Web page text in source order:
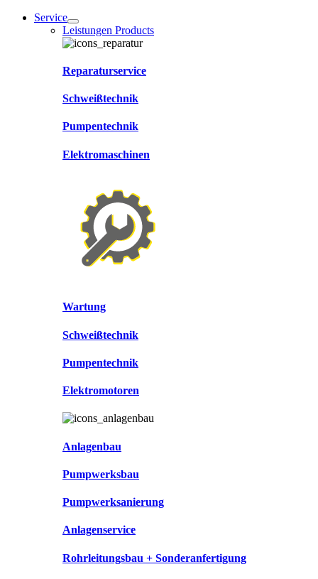
Service
Leistungen Products
Reparaturservice
Schweißtechnik
Pumpentechnik
Elektromaschinen
Wartung
Schweißtechnik
Pumpentechnik
Elektromotoren
Anlagenbau
Pumpwerksbau
Pumpwerksanierung
Anlagenservice
Rohrleitungsbau + Sonderanfertigung